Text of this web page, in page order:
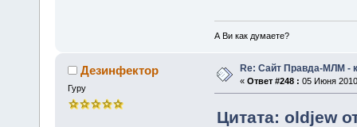
А Ви как думаете?
Дезинфектор
Гуру
Re: Сайт Правда-МЛМ -
« Ответ #248 : 05 Июня
Цитата: oldjew